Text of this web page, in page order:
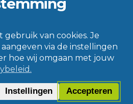
Thijsse College
gebruik van cookies. Je
via de instellingen
hoe wij omgaan met jouw
Instellingen Accepteren